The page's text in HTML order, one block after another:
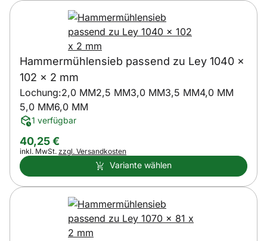
Hammermühlensieb passend zu Ley 1040 x
102 x 2 mm
Lochung:2,0 MM2,5 MM3,0 MM3,5 MM4,0 MM
5,0 MM6,0 MM
1 verfügbar
40,25€
Steuerhinweis:
inkl. MwSt. zzgl. Versandkosten
Variante wählen